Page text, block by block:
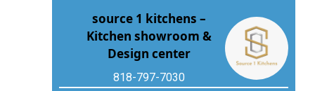
source 1 kitchens –
Kitchen showroom &
Design center
818-797-7030